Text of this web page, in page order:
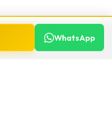
WhatsApp